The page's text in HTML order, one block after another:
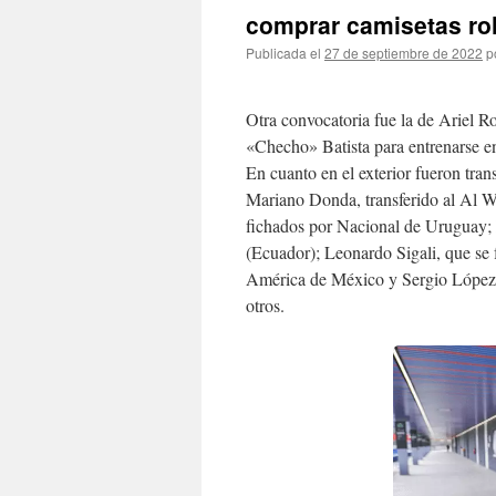
comprar camisetas
Publicada el 27 de septiembre de 2022
Otra convocatoria fue la de Ariel
«Checho» Batista para entrenarse
En cuanto en el exterior fueron
Mariano Donda, transferido al Al
fichados por Nacional de
(Ecuador); Leonardo Sigali, que
América de México y Sergio
otros.